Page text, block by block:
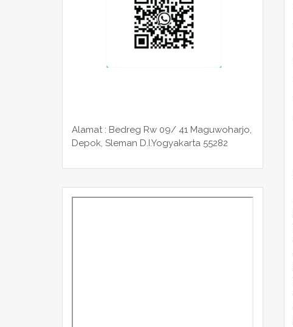
Alamat : Bedreg Rw 09/ 41 Maguwoharjo,
Depok, Sleman D.I.Yogyakarta 55282